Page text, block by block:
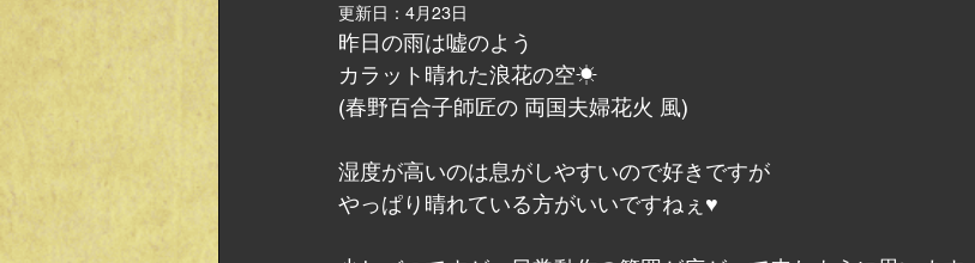
更新日： 4月23日
昨日の雨は嘘のよう
カラット晴れた浪花の空☀
(春野百合子師匠の 両国夫婦花火 風)
湿度が高いのは息がしやすいので好きですが
やっぱり晴れている方がいいですねぇ♥️